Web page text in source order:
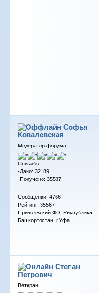
Софья
Ковалевская
Модератор форума
Спасибо
-Дано: 32189
-Получено: 35537
Сообщений: 4766
Рейтинг: 35567
Приволжский ФО, Республика
Башкортостан, г.Уфа
Степан
Петрович
Ветеран